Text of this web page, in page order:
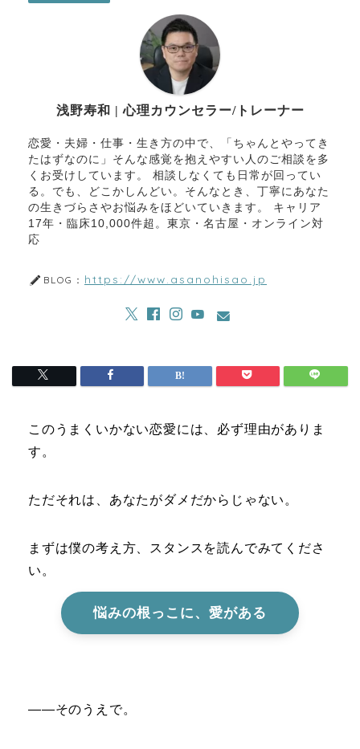
浅野寿和 | 心理カウンセラー/トレーナー
恋愛・夫婦・仕事・生き方の中で、「ちゃんとやってき
たはずなのに」そんな感覚を抱えやすい人のご相談を多
くお受けしています。 相談しなくても日常が回ってい
る。でも、どこかしんどい。そんなとき、丁寧にあなた
の生きづらさやお悩みをほどいていきます。 キャリア
17年・臨床10,000件超。東京・名古屋・オンライン対
応
BLOG： https://www.asanohisao.jp
このうまくいかない恋愛には、必ず理由がありま
す。
ただそれは、あなたがダメだからじゃない。
まずは僕の考え方、スタンスを読んでみてくださ
い。
悩みの根っこに、愛がある
――そのうえで。